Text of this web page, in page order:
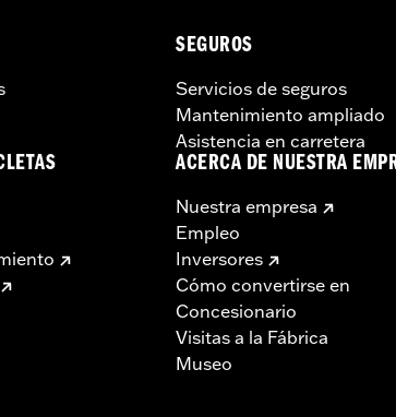
SEGUROS
Servicios de seguros
Mantenimiento ampliado
Asistencia en carretera
ACERCA DE NUESTRA
Nuestra empresa
Empleo
Inversores
Cómo convertirse en
Concesionario
Visitas a la Fábrica
Museo